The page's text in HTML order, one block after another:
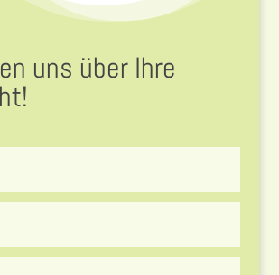
uns über Ihre